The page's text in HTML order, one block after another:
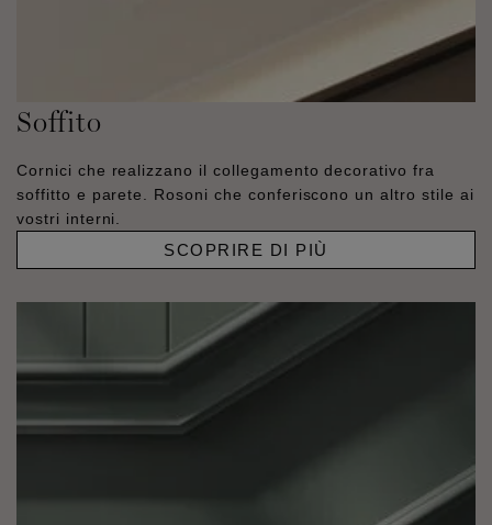
Soffito
Cornici che realizzano il collegamento decorativo fra
soffitto e parete. Rosoni che conferiscono un altro stile ai
vostri interni.
SCOPRIRE DI PIÙ